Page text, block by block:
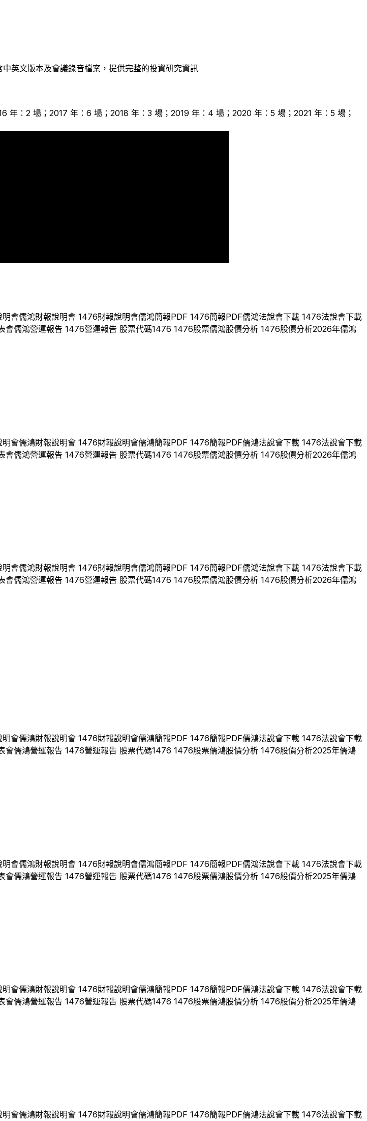
英文版本及會議錄音檔案，提供完整的投資研究資訊
年：2 場；2017 年：6 場；2018 年：3 場；2019 年：4 場；2020 年：5 場；2021 年：5 場；
明會儒鴻財報說明會 1476財報說明會儒鴻簡報PDF 1476簡報PDF儒鴻法說會下載 1476法說會下載
會儒鴻營運報告 1476營運報告 股票代碼1476 1476股票儒鴻股價分析 1476股價分析2026年儒鴻
明會儒鴻財報說明會 1476財報說明會儒鴻簡報PDF 1476簡報PDF儒鴻法說會下載 1476法說會下載
會儒鴻營運報告 1476營運報告 股票代碼1476 1476股票儒鴻股價分析 1476股價分析2026年儒鴻
明會儒鴻財報說明會 1476財報說明會儒鴻簡報PDF 1476簡報PDF儒鴻法說會下載 1476法說會下載
會儒鴻營運報告 1476營運報告 股票代碼1476 1476股票儒鴻股價分析 1476股價分析2026年儒鴻
明會儒鴻財報說明會 1476財報說明會儒鴻簡報PDF 1476簡報PDF儒鴻法說會下載 1476法說會下載
會儒鴻營運報告 1476營運報告 股票代碼1476 1476股票儒鴻股價分析 1476股價分析2025年儒鴻
明會儒鴻財報說明會 1476財報說明會儒鴻簡報PDF 1476簡報PDF儒鴻法說會下載 1476法說會下載
會儒鴻營運報告 1476營運報告 股票代碼1476 1476股票儒鴻股價分析 1476股價分析2025年儒鴻
明會儒鴻財報說明會 1476財報說明會儒鴻簡報PDF 1476簡報PDF儒鴻法說會下載 1476法說會下載
會儒鴻營運報告 1476營運報告 股票代碼1476 1476股票儒鴻股價分析 1476股價分析2025年儒鴻
明會儒鴻財報說明會 1476財報說明會儒鴻簡報PDF 1476簡報PDF儒鴻法說會下載 1476法說會下載